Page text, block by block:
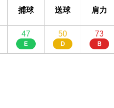
捕球 送球 肩力
47
E
50
D
73
B